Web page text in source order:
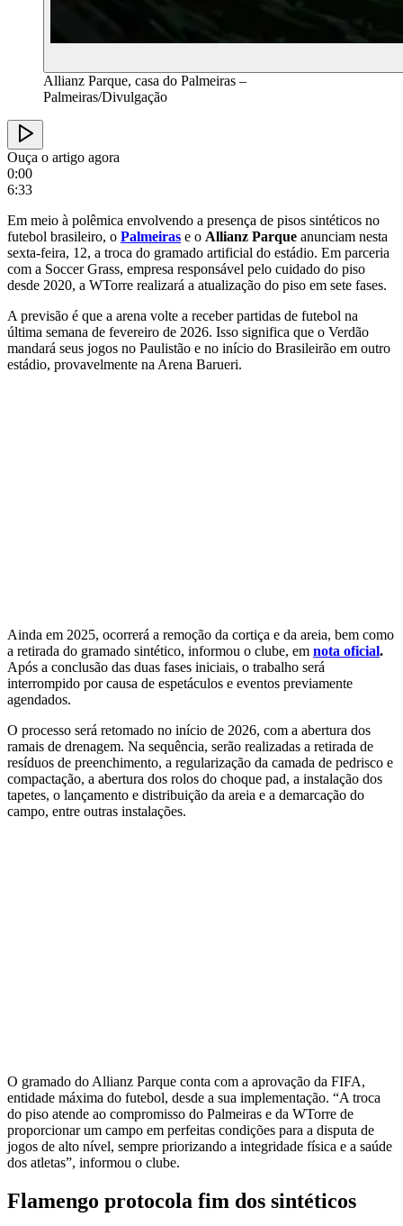
Allianz Parque, casa do Palmeiras –
Palmeiras/Divulgação
Ouça o artigo agora
0:00
6:33
Em meio à polêmica envolvendo a presença de pisos sintéticos no
futebol brasileiro, o Palmeiras e o Allianz Parque anunciam nesta
sexta-feira, 12, a troca do gramado artificial do estádio. Em parceria
com a Soccer Grass, empresa responsável pelo cuidado do piso
desde 2020, a WTorre realizará a atualização do piso em sete fases.
A previsão é que a arena volte a receber partidas de futebol na
última semana de fevereiro de 2026. Isso significa que o Verdão
mandará seus jogos no Paulistão e no início do Brasileirão em outro
estádio, provavelmente na Arena Barueri.
Ainda em 2025, ocorrerá a remoção da cortiça e da areia, bem como
a retirada do gramado sintético, informou o clube, em nota oficial.
Após a conclusão das duas fases iniciais, o trabalho será
interrompido por causa de espetáculos e eventos previamente
agendados.
O processo será retomado no início de 2026, com a abertura dos
ramais de drenagem. Na sequência, serão realizadas a retirada de
resíduos de preenchimento, a regularização da camada de pedrisco e
compactação, a abertura dos rolos do choque pad, a ⁠instalação dos
tapetes, o ⁠lançamento e distribuição da areia e a ⁠demarcação do
campo, entre outras instalações.
O gramado do Allianz Parque conta com a aprovação da FIFA,
entidade máxima do futebol, desde a sua implementação. “A troca
do piso atende ao compromisso do Palmeiras e da WTorre de
proporcionar um campo em perfeitas condições para a disputa de
jogos de alto nível, sempre priorizando a integridade física e a saúde
dos atletas”, informou o clube.
Flamengo protocola fim dos sintéticos